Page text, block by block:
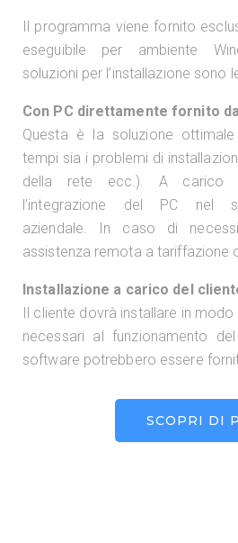
Il programma viene fornito
eseguibile per ambiente
soluzioni per l’installazione sono
Con PC direttamente fornito da
Questa è la soluzione
tempi sia i problemi di
della rete ecc.). A carico
l’integrazione del PC nel
aziendale. In caso di
assistenza remota a tariffazione
Installazione a carico del
Il cliente dovrà installare in
necessari al funzionamento
software potrebbero essere
SCOPRI DI